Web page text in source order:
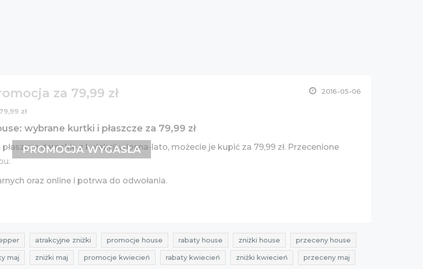
za 79,99 zł 2016-05-06
zł
wybrane kurtki i płaszcze za 79,99 zł
damskie z kolekcji wiosna-lato, możecie je kupić za 79,99 zł. Przecenione
.
oraz online i potrwa do odwołania.
PROMOCJA WYGASŁA
atrakcyjne zniżki promocje house rabaty house zniżki house przeceny house
maj zniżki maj promocje kwiecień rabaty kwiecień zniżki kwiecień przeceny maj